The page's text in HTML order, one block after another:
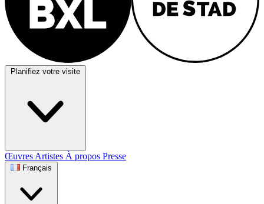
Planifiez votre visite
Œuvres Artistes À propos Presse
Français